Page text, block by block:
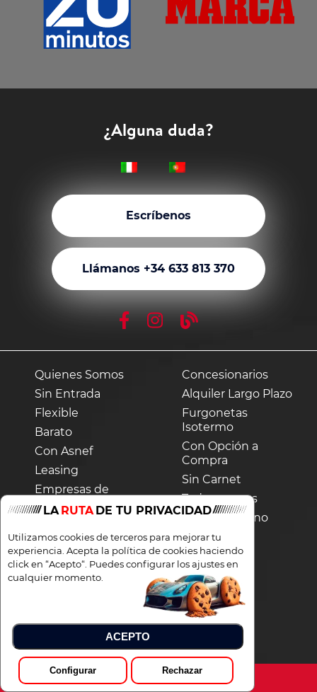
¿Alguna duda?
Escríbenos
Llámanos +34 633 813 370
Quienes Somos
Sin Entrada
Flexible
Barato
Con Asnef
Leasing
Empresas de
Renting
Dacia
Jaguar
Ssangyong
Smart
Mazda
Mini
Opel
Skoda
Volvo
Concesionarios
Alquiler Largo Plazo
Furgonetas
Isotermo
Con Opción a
Compra
Sin Carnet
Todoterrenos
Segunda Mano
Furgonetas
Twipo
LA RUTA DE TU PRIVACIDAD
Utilizamos cookies de terceros para mejorar tu
experiencia. Acepta la política de cookies haciendo
click en “Acepto“. Puedes configurar los ajustes en
cualquier momento.
ACEPTO
Configurar Rechazar